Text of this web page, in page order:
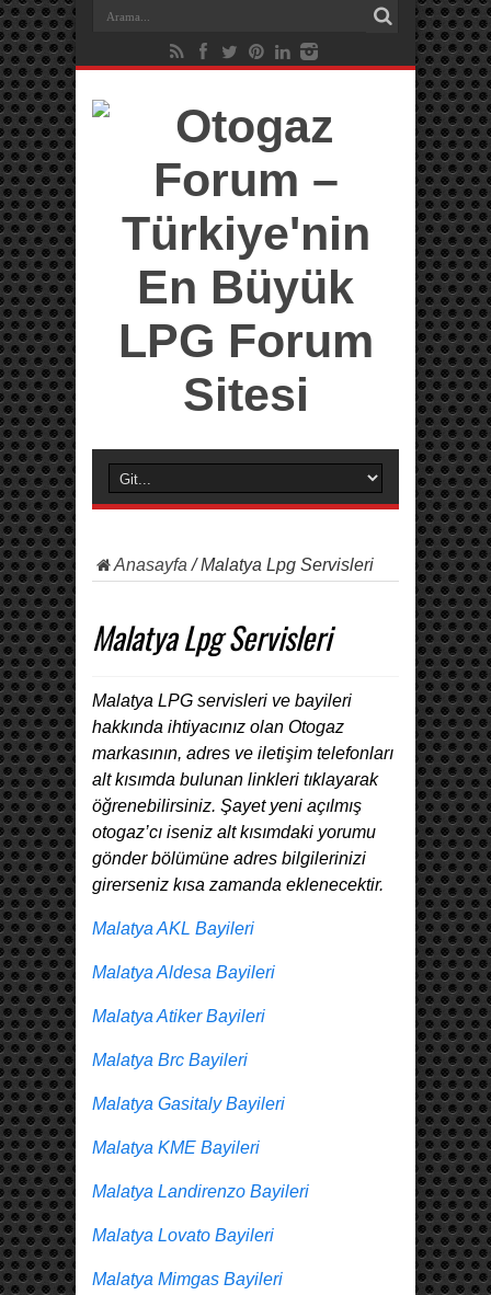
Anasayfa /Malatya Lpg Servisleri
Malatya Lpg Servisleri
Malatya LPG servisleri ve bayileri
hakkında ihtiyacınız olan Otogaz
markasının, adres ve iletişim telefonları
alt kısımda bulunan linkleri tıklayarak
öğrenebilirsiniz. Şayet yeni açılmış
otogaz’cı iseniz alt kısımdaki yorumu
gönder bölümüne adres bilgilerinizi
girerseniz kısa zamanda eklenecektir.
Malatya AKL Bayileri
Malatya Aldesa Bayileri
Malatya Atiker Bayileri
Malatya Brc Bayileri
Malatya Gasitaly Bayileri
Malatya KME Bayileri
Malatya Landirenzo Bayileri
Malatya Lovato Bayileri
Malatya Mimgas Bayileri